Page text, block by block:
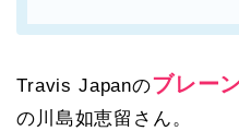
Travis Japanのブレー
の川島如恵留さん。